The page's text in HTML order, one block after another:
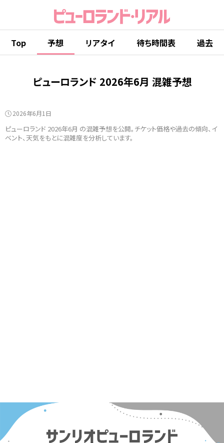
Top 予想 リアタイ 待ち時間表 過去
ピューロランド 2026年6月 混雑予想
2026年6月1日
ピューロランド 2026年6月 の混雑予想を公開。チケット価格や過去の傾向、イ
ベント、天気をもとに混雑度を分析しています。